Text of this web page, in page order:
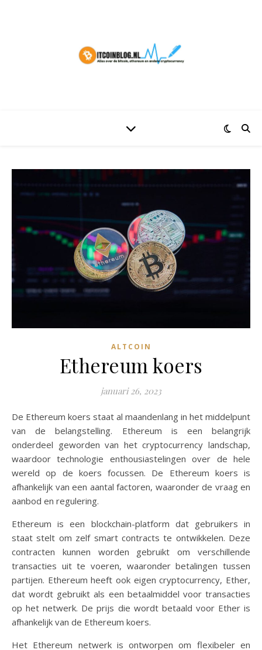
ALTCOIN
Ethereum koers
januari 26, 2023
De Ethereum koers staat al maandenlang in het middelpunt
van de belangstelling. Ethereum is een belangrijk
onderdeel geworden van het cryptocurrency landschap,
waardoor technologie enthousiastelingen over de hele
wereld op de koers focussen. De Ethereum koers is
afhankelijk van een aantal factoren, waaronder de vraag en
aanbod en regulering.
Ethereum is een blockchain-platform dat gebruikers in
staat stelt om zelf smart contracts te ontwikkelen. Deze
contracten kunnen worden gebruikt om verschillende
transacties uit te voeren, waaronder betalingen tussen
partijen. Ethereum heeft ook eigen cryptocurrency, Ether,
dat wordt gebruikt als een betaalmiddel voor transacties
op het netwerk. De prijs die wordt betaald voor Ether is
afhankelijk van de Ethereum koers.
Het Ethereum netwerk is ontworpen om flexibeler en